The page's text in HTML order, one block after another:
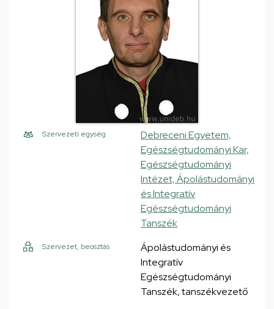
Szervezeti egység
Debreceni Egyetem,
Egészségtudományi Kar,
Egészségtudományi
Intézet, Ápolástudományi
és Integratív
Egészségtudományi
Tanszék
Szervezet, beosztás
Ápolástudományi és
Integratív
Egészségtudományi
Tanszék, tanszékvezető